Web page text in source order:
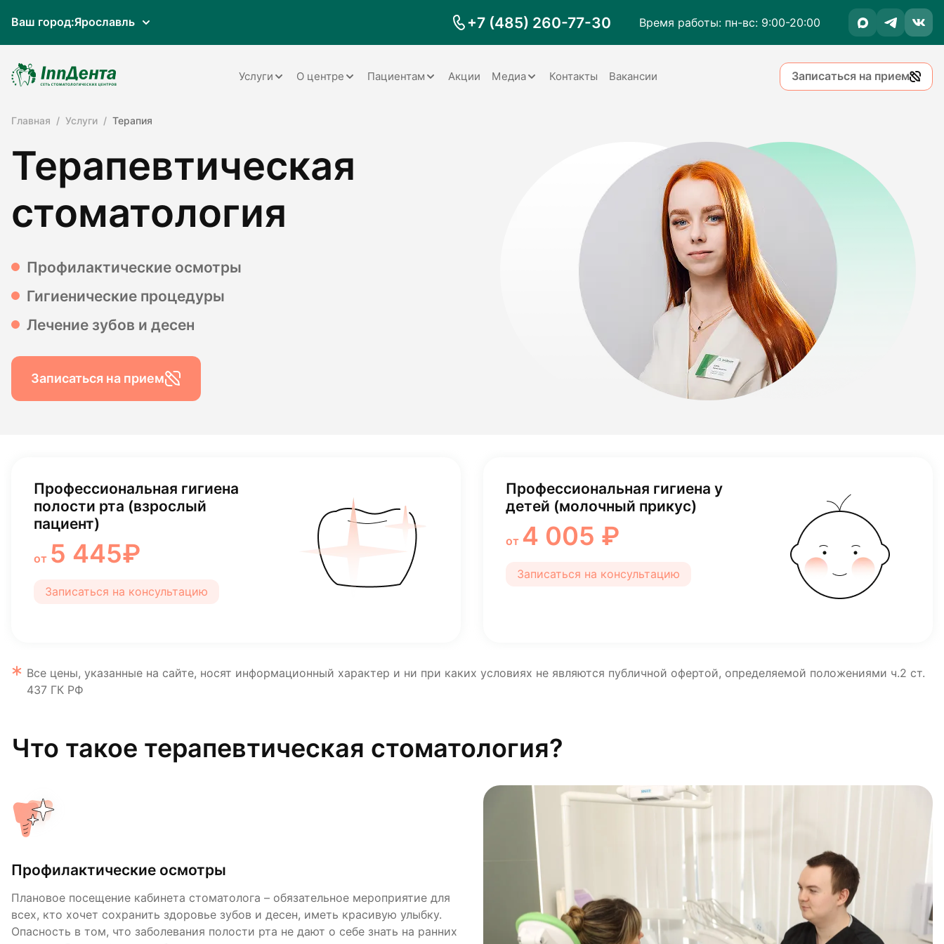
Ваш город:Ярославль +7 (485) 260-77-30 Время работы: пн-вс: 9:00-20:00
Услуги
Имплантация
Ортодонтия
О центре
Наше оборудование
Пациентам Акции Медиа Контакты Вакансии Записаться на прием
Главная Услуги Терапия
Терапевтическая
стоматология
Профилактические осмотры
Гигиенические процедуры
Лечение зубов и десен
Записаться на прием
Профессиональная гигиена
полости рта (взрослый
пациент)
от 5 445₽
Записаться на консультацию
Профессиональная гигиена у
детей (молочный прикус)
от 4 005 ₽
Записаться на консультацию
Все цены, указанные на сайте, носят информационный характер и ни при каких условиях не являются публичной офертой, определяемой положениями ч.2 ст.
437 ГК РФ
Что такое терапевтическая стоматология?
Профилактические осмотры
Плановое посещение кабинета стоматолога – обязательное мероприятие для
всех, кто хочет сохранить здоровье зубов и десен, иметь красивую улыбку.
Опасность в том, что заболевания полости рта не дают о себе знать на ранних
Гигиенические процедуры
Поскольку плотный налет и зубной камень провоцируют серьезные
заболевания полости рта, важность этой процедуры неоспорима. Кроме того,
после профессиональной чистки зубов, эмаль становится белее.
Лечение зубов и десен
В рамках терапевтической стоматологии проводится не только лечение
кариеса, пульпита, периодонтита, но и различные работы реставрационного
характера, для того чтобы вернуть зубу прежний вид. Современное